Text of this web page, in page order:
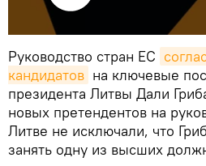
Руководство стран ЕС
кандидатов на ключевые
президента Литвы Дали
новых претендентов на
Литве не исключали, что
занять одну из высших